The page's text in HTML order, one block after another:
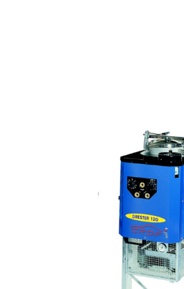
zł Z VAT
Zamów przed 23:59,wysyłka
od 435,- zł